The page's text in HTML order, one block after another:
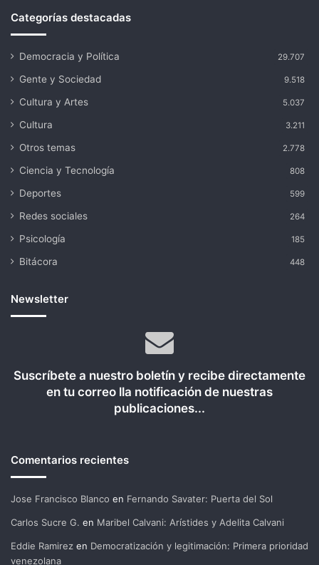
Categorías destacadas
Democracia y Política 29.707
Gente y Sociedad 9.518
Cultura y Artes 5.037
Cultura 3.211
Otros temas 2.778
Ciencia y Tecnología 808
Deportes 599
Redes sociales 264
Psicología 185
Bitácora 448
Newsletter
Suscríbete a nuestro boletín y recibe directamente
en tu correo lla notificación de nuestras
publicaciones...
Comentarios recientes
Jose Francisco Blanco en Fernando Savater: Puerta del Sol
Carlos Sucre G. en Maribel Calvani: Arístides y Adelita Calvani
Eddie Ramirez en Democratización y legitimación: Primera prioridad
venezolana